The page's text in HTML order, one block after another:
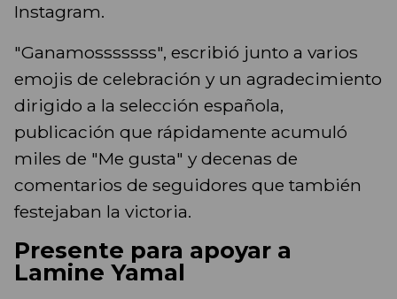
Instagram.
"Ganamosssssss", escribió junto a varios
emojis de celebración y un agradecimiento
dirigido a la selección española,
publicación que rápidamente acumuló
miles de "Me gusta" y decenas de
comentarios de seguidores que también
festejaban la victoria.
Presente para apoyar a
Lamine Yamal